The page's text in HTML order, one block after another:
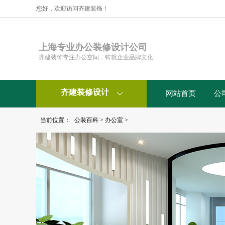
您好，欢迎访问齐建装饰！
上海专业办公装修设计公司
齐建装饰专注办公空间，铸就企业品牌文化
齐建装修设计  网站首页 公
当前位置： 公装百科 > 办公室 >